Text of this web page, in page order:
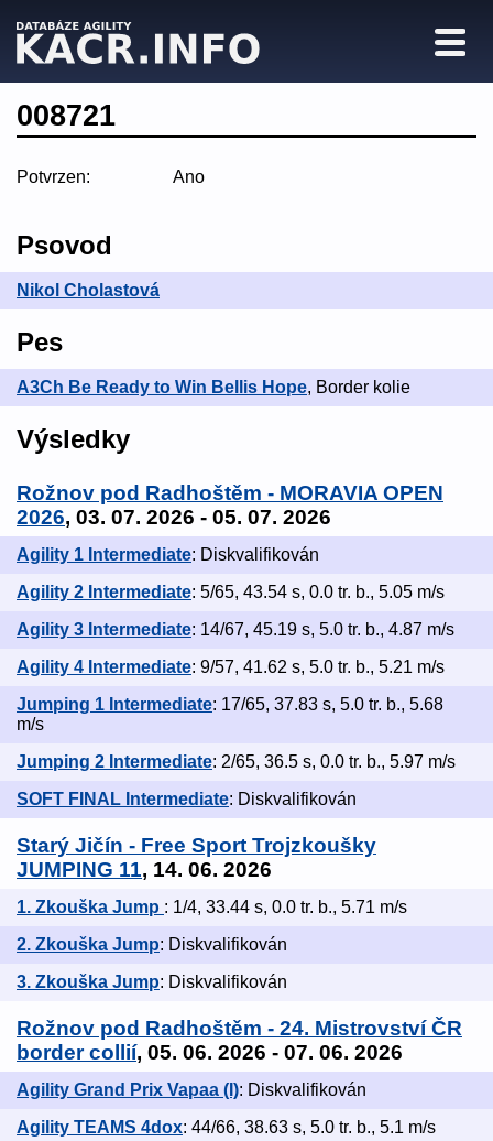
008721
Potvrzen: Ano
Psovod
Nikol Cholastová
Pes
A3Ch Be Ready to Win Bellis Hope, Border kolie
Výsledky
Rožnov pod Radhoštěm - MORAVIA OPEN
2026, 03. 07. 2026 - 05. 07. 2026
Agility 1 Intermediate: Diskvalifikován
Agility 2 Intermediate: 5/65, 43.54 s, 0.0 tr. b., 5.05 m/s
Agility 3 Intermediate: 14/67, 45.19 s, 5.0 tr. b., 4.87 m/s
Agility 4 Intermediate: 9/57, 41.62 s, 5.0 tr. b., 5.21 m/s
Jumping 1 Intermediate: 17/65, 37.83 s, 5.0 tr. b., 5.68
m/s
Jumping 2 Intermediate: 2/65, 36.5 s, 0.0 tr. b., 5.97 m/s
SOFT FINAL Intermediate: Diskvalifikován
Starý Jičín - Free Sport Trojzkoušky
JUMPING 11, 14. 06. 2026
1. Zkouška Jump : 1/4, 33.44 s, 0.0 tr. b., 5.71 m/s
2. Zkouška Jump: Diskvalifikován
3. Zkouška Jump: Diskvalifikován
Rožnov pod Radhoštěm - 24. Mistrovství ČR
border collií, 05. 06. 2026 - 07. 06. 2026
Agility Grand Prix Vapaa (I): Diskvalifikován
Agility TEAMS 4dox: 44/66, 38.63 s, 5.0 tr. b., 5.1 m/s